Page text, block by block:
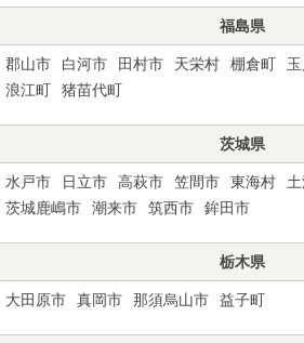
福島県
郡山市 白河市 田村市 天栄村 棚倉町
浪江町
猪苗代町
茨城県
水戸市 日立市 高萩市 笠間市 東海村
茨城鹿嶋市
潮来市 筑西市 鉾田市
栃木県
大田原市 真岡市 那須烏山市 益子町